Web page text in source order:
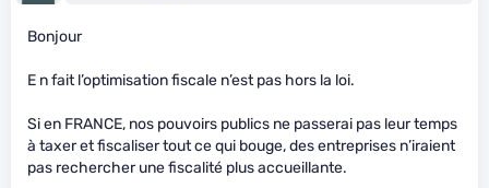
Bonjour
E n fait l’optimisation fiscale n’est pas hors la loi.
Si en FRANCE, nos pouvoirs publics ne passerai pas leur temps
à taxer et fiscaliser tout ce qui bouge, des entreprises n’iraient
pas rechercher une fiscalité plus accueillante.